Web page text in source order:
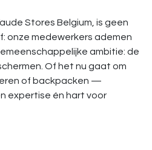
Stores Belgium, is geen
onze medewerkers ademen
ambitie: de
Of het nu gaat om
of backpacken —
expertise én hart voor